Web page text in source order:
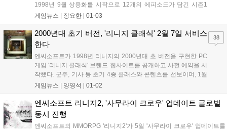
1998년 9월 상용화를 시작으로 12개의 에피소드가 담긴 시즌1
피의 맹세(The Blood Pledge)를 선보였으며, 아덴 왕국의 왕자인
그렸다. 이는 곧 '혈맹'을 뜻하며 리니지를 관통하는 정체성으로
자리 잡는다....
게임뉴스 | 장요한 01-03
2000년대 초기 버전, '리니지 클래식' 2월 7일 서비스
한다
엔씨소프트가 1998년 리니지의 2000년대 초 버전을 구현한 PC
게임 '리니지 클래식' 브랜드 웹사이트를 공개하고 사전 예약을 시
작했다. 군주, 기사 등 초기 4종 클래스와 콘텐츠를 선보이며, 1월
7일 사전 다운로드, 2월 7일 무료 서비스, 2월 11일 월정액 서비
다....
게임뉴스 | 양영석 01-02
38
엔씨소프트 리니지2, '사무라이 크로우' 업데이트 글로벌
동시 진행
엔씨소프트의 MMORPG '리니지2'가 5일 '사무라이 크로우' 업데이트를